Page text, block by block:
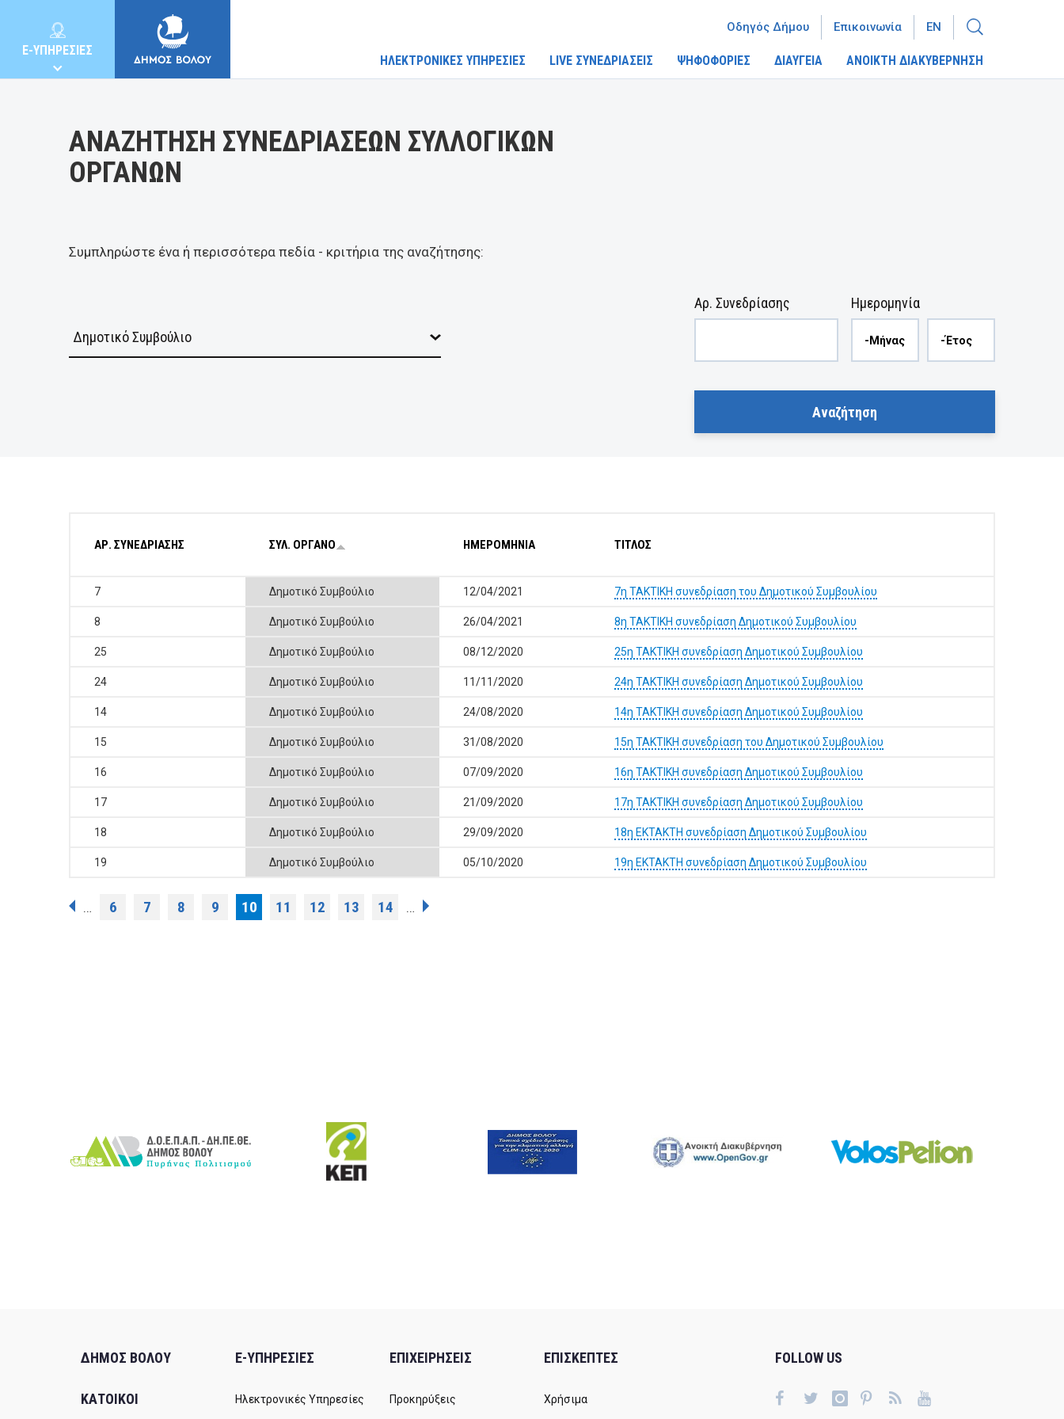
E-ΥΠΗΡΕΣΙΕΣ
ΕΠΙΧΕΙΡΗΣΕΙΣ
ΗΛΕΚΤΡΟΝΙΚΕΣ ΥΠΗΡΕΣΙΕΣ LIVE ΣΥΝΕΔΡΙΑΣΕΙΣ ΨΗΦΟΦΟΡΙΕΣ ΔΙΑΥΓΕΙΑ ΑΝΟΙΚΤΗ ΔΙΑΚΥΒΕΡΝΗΣΗ
Οδηγός Δήμου Επικοινωνία EN
ΑΝΑΖΗΤΗΣΗ ΣΥΝΕΔΡΙΑΣΕΩΝ ΣΥΛΛΟΓΙΚΩΝ
ΟΡΓΑΝΩΝ
Συμπληρώστε ένα ή περισσότερα πεδία - κριτήρια της αναζήτησης:
Ημερομηνία
Αρ. Συνεδρίασης
ΑΡ. ΣΥΝΕΔΡΙΑΣΗΣ ΣΥΛ. ΟΡΓΑΝΟ ΗΜΕΡΟΜΗΝΙΑ ΤΙΤΛΟΣ
7 Δημοτικό Συμβούλιο 12/04/2021 7η ΤΑΚΤΙΚΗ συνεδρίαση του Δημοτικού Συμβουλίου
8 Δημοτικό Συμβούλιο 26/04/2021 8η ΤΑΚΤΙΚΗ συνεδρίαση Δημοτικού Συμβουλίου
25 Δημοτικό Συμβούλιο 08/12/2020 25η ΤΑΚΤΙΚΗ συνεδρίαση Δημοτικού Συμβουλίου
24 Δημοτικό Συμβούλιο 11/11/2020 24η ΤΑΚΤΙΚΗ συνεδρίαση Δημοτικού Συμβουλίου
14 Δημοτικό Συμβούλιο 24/08/2020 14η ΤΑΚΤΙΚΗ συνεδρίαση Δημοτικού Συμβουλίου
15 Δημοτικό Συμβούλιο 31/08/2020 15η ΤΑΚΤΙΚΗ συνεδρίαση του Δημοτικού Συμβουλίου
16 Δημοτικό Συμβούλιο 07/09/2020 16η ΤΑΚΤΙΚΗ συνεδρίαση Δημοτικού Συμβουλίου
17 Δημοτικό Συμβούλιο 21/09/2020 17η ΤΑΚΤΙΚΗ συνεδρίαση Δημοτικού Συμβουλίου
18 Δημοτικό Συμβούλιο 29/09/2020 18η ΕΚΤΑΚΤΗ συνεδρίαση Δημοτικού Συμβουλίου
19 Δημοτικό Συμβούλιο 05/10/2020 19η ΕΚΤΑΚΤΗ συνεδρίαση Δημοτικού Συμβουλίου
Σελίδες
… 6 7 8 9 10 11 12 13 14 …
ΔΗΜΟΣ ΒΟΛΟΥ
ΚΑΤΟΙΚΟΙ
E-ΥΠΗΡΕΣΙΕΣ
Ηλεκτρονικές Υπηρεσίες
ΕΠΙΧΕΙΡΗΣΕΙΣ
Προκηρύξεις
ΕΠΙΣΚΕΠΤΕΣ
Χρήσιμα
FOLLOW US